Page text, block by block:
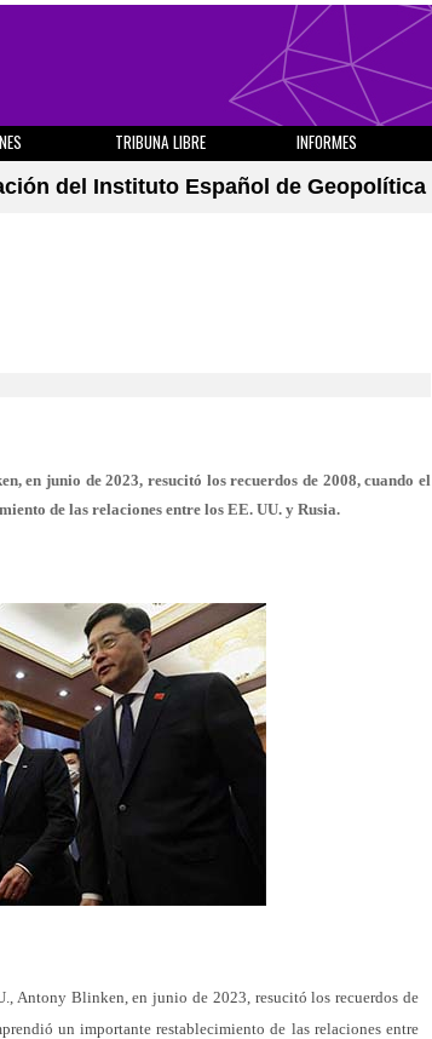
TRIBUNA LIBRE INFORMES
del Instituto Español de Geopolítica
en junio de 2023, resucitó los recuerdos de 2008, cuando el
de las relaciones entre los EE. UU. y Rusia.
Antony Blinken, en junio de 2023, resucitó los recuerdos de
un importante restablecimiento de las relaciones entre